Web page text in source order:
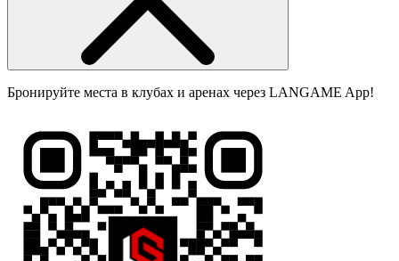
Бронируйте места в клубах и аренах через LANGAME App!